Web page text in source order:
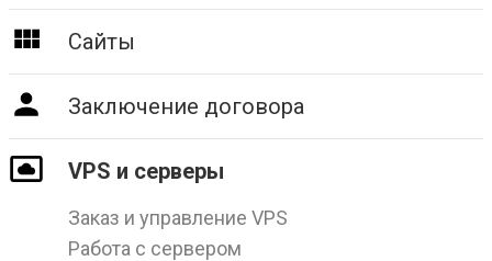
Сайты
Заключение договора
VPS и серверы
Заказ и управление VPS
Работа с сервером